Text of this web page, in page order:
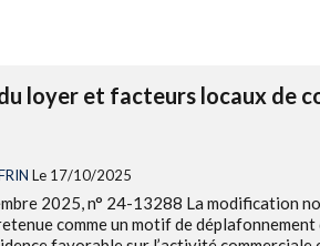
loyer et facteurs locaux de
Le 17/10/2025
2025, n° 24-13288 La modification
comme un motif de